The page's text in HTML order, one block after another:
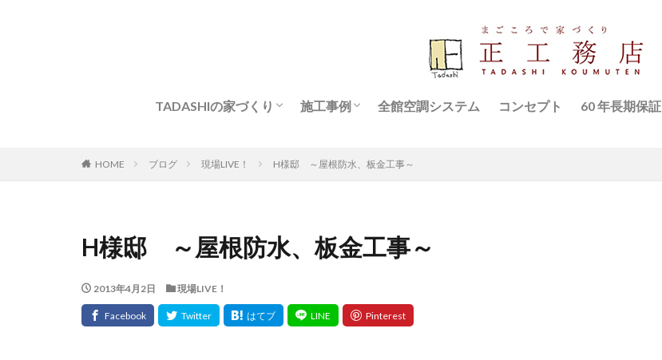
TADASHIの家づくり 施工事例 全館空調システム コンセプト 60 年長期保証
HOME ブログ 現場LIVE！ H様邸 ～屋根防水、板金工事～
H様邸 ～屋根防水、板金工事～
2013年4月2日 現場LIVE！